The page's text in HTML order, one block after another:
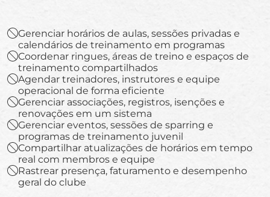
Gerenciar horários de aulas, sessões privadas e
calendários de treinamento em programas
Coordenar ringues, áreas de treino e espaços de
treinamento compartilhados
Agendar treinadores, instrutores e equipe
operacional de forma eficiente
Gerenciar associações, registros, isenções e
renovações em um sistema
Gerenciar eventos, sessões de sparring e
programas de treinamento juvenil
Compartilhar atualizações de horários em tempo
real com membros e equipe
Rastrear presença, faturamento e desempenho
geral do clube